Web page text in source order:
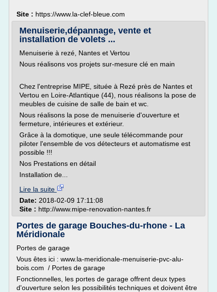
Site : https://www.la-clef-bleue.com
Menuiserie,dépannage, vente et
installation de volets ...
Menuiserie à rezé, Nantes et Vertou
Nous réalisons vos projets sur-mesure clé en main
Chez l'entreprise MIPE, située à Rezé près de Nantes et
Vertou en Loire-Atlantique (44), nous réalisons la pose de
meubles de cuisine de salle de bain et wc.
Nous réalisons la pose de menuiserie d'ouverture et
fermeture, intérieures et extérieur.
Grâce à la domotique, une seule télécommande pour
piloter l'ensemble de vos détecteurs et automatisme est
possible !!!
Nos Prestations en détail
Installation de...
Lire la suite
Date: 2018-02-09 17:11:08
Site : http://www.mipe-renovation-nantes.fr
Portes de garage Bouches-du-rhone - La
Méridionale
Portes de garage
Vous êtes ici : www.la-meridionale-menuiserie-pvc-alu-
bois.com / Portes de garage
Fonctionnelles, les portes de garage offrent deux types
d'ouverture selon les possibilités techniques et doivent être